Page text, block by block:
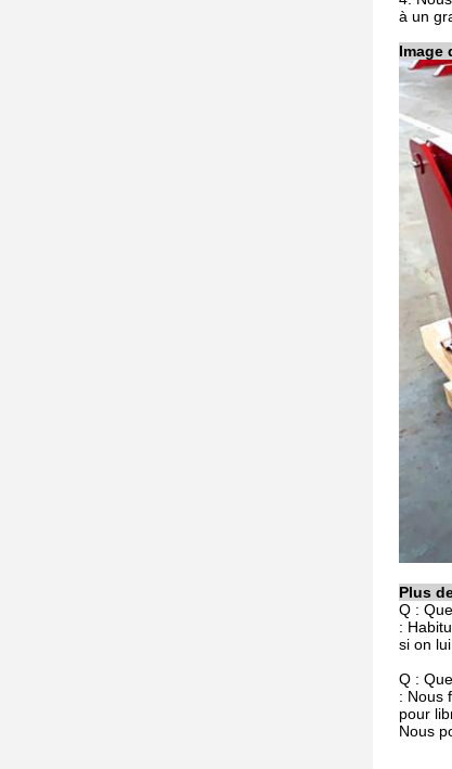
à un
Image
Plus
Q :
:
si on
Q :
: Nous
pour
Nous